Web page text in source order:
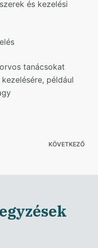
és kezelési
tanácsokat
például
KÖVETKEZŐ